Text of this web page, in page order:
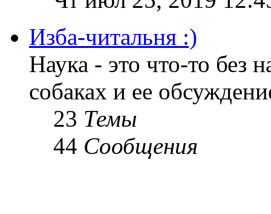
Изба-читальня :)
Наука - это что-то без
собаках и ее
23 Темы
44 Сообщения